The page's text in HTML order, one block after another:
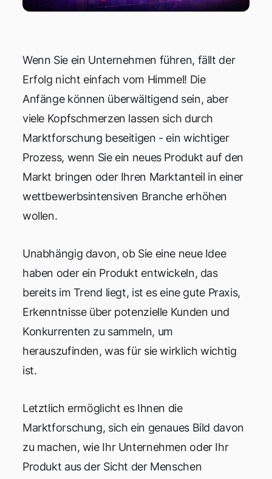
Wenn Sie ein Unternehmen führen, fällt der
Erfolg nicht einfach vom Himmel! Die
Anfänge können überwältigend sein, aber
viele Kopfschmerzen lassen sich durch
Marktforschung beseitigen - ein wichtiger
Prozess, wenn Sie ein neues Produkt auf den
Markt bringen oder Ihren Marktanteil in einer
wettbewerbsintensiven Branche erhöhen
wollen.
Unabhängig davon, ob Sie eine neue Idee
haben oder ein Produkt entwickeln, das
bereits im Trend liegt, ist es eine gute Praxis,
Erkenntnisse über potenzielle Kunden und
Konkurrenten zu sammeln, um
herauszufinden, was für sie wirklich wichtig
ist.
Letztlich ermöglicht es Ihnen die
Marktforschung, sich ein genaues Bild davon
zu machen, wie Ihr Unternehmen oder Ihr
Produkt aus der Sicht der Menschen